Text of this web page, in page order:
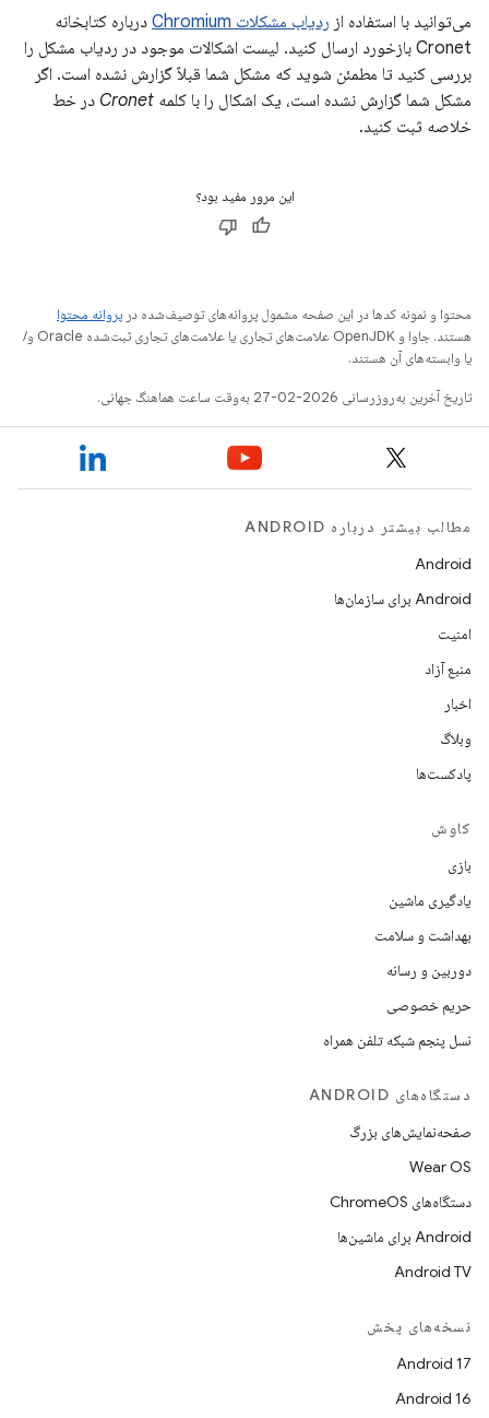
می‌توانید با استفاده از ردیاب مشکلات Chromium
درباره کتابخانه
Cronet بازخورد ارسال کنید. لیست اشکالات موجود در ردیاب مشکل را
بررسی کنید تا مطمئن شوید که مشکل شما قبلاً گزارش نشده است. اگر
مشکل شما گزارش نشده است، یک اشکال را با کلمه Cronet در خط
خلاصه ثبت کنید.
این مرور مفید بود؟
محتوا و نمونه کدها در این صفحه مشمول پروانه‌های توصیف‌شده در پروانه محتوا
هستند. جاوا و OpenJDK علامت‌های تجاری یا علامت‌های تجاری ثبت‌شده Oracle و/
یا وابسته‌های آن هستند.
تاریخ آخرین به‌روزرسانی 2026-02-27 به‌وقت ساعت هماهنگ جهانی.
مطالب بیشتر درباره ANDROID
Android
Android برای سازمان‌ها
امنیت
منبع آزاد
اخبار
وبلاگ
پادکست‌ها
کاوش
بازی
یادگیری ماشین
بهداشت و سلامت
دوربین و رسانه
حریم خصوصی
نسل پنجم شبکه تلفن همراه
دستگاه‌های ANDROID
صفحه‌نمایش‌های بزرگ
Wear OS
دستگاه‌های ChromeOS
Android برای ماشین‌ها
Android TV
نسخه‌های پخش
Android 17
Android 16